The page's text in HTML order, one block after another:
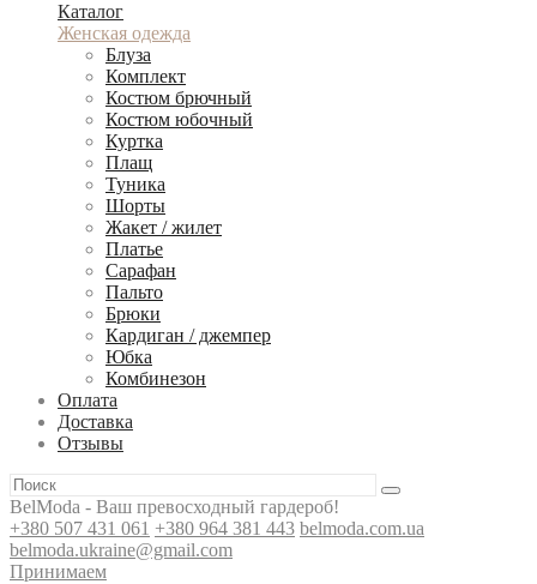
Каталог
Женская одежда
Блуза
Комплект
Костюм брючный
Костюм юбочный
Куртка
Плащ
Туника
Шорты
Жакет / жилет
Платье
Сарафан
Пальто
Брюки
Кардиган / джемпер
Юбка
Комбинезон
Оплата
Доставка
Отзывы
BelModa - Ваш превосходный гардероб!
+380 507 431 061 +380 964 381 443 belmoda.com.ua
belmoda.ukraine@gmail.com
Принимаем